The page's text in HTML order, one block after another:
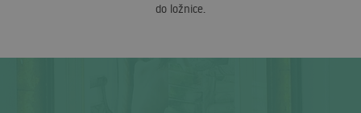
do ložnice.